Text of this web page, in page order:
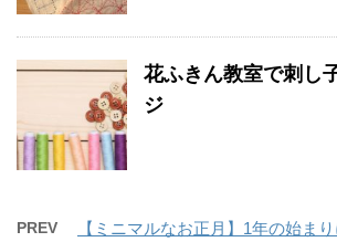
花ふきん教室で刺し
ジ
PREV
【ミニマルなお正月】1年の始ま